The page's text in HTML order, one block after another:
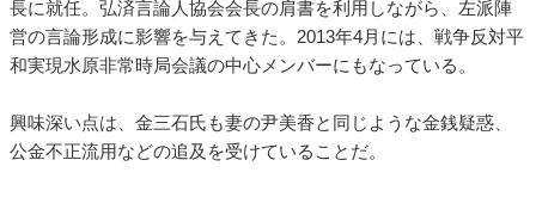
長に就任。弘済言論人協会会長の肩書を利用しながら、左派陣
営の言論形成に影響を与えてきた。2013年4月には、戦争反対平
和実現水原非常時局会議の中心メンバーにもなっている。
興味深い点は、金三石氏も妻の尹美香と同じような金銭疑惑、
公金不正流用などの追及を受けていることだ。